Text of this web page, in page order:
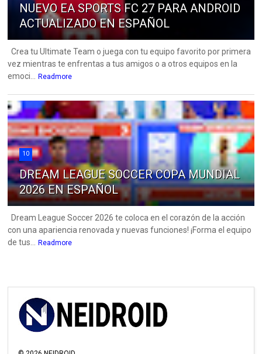
NUEVO EA SPORTS FC 27 PARA ANDROID
ACTUALIZADO EN ESPAÑOL
Crea tu Ultimate Team o juega con tu equipo favorito por primera
vez mientras te enfrentas a tus amigos o a otros equipos en la
emoci...
Readmore
10
DREAM LEAGUE SOCCER COPA MUNDIAL
2026 EN ESPAÑOL
Dream League Soccer 2026 te coloca en el corazón de la acción
con una apariencia renovada y nuevas funciones! ¡Forma el equipo
de tus...
Readmore